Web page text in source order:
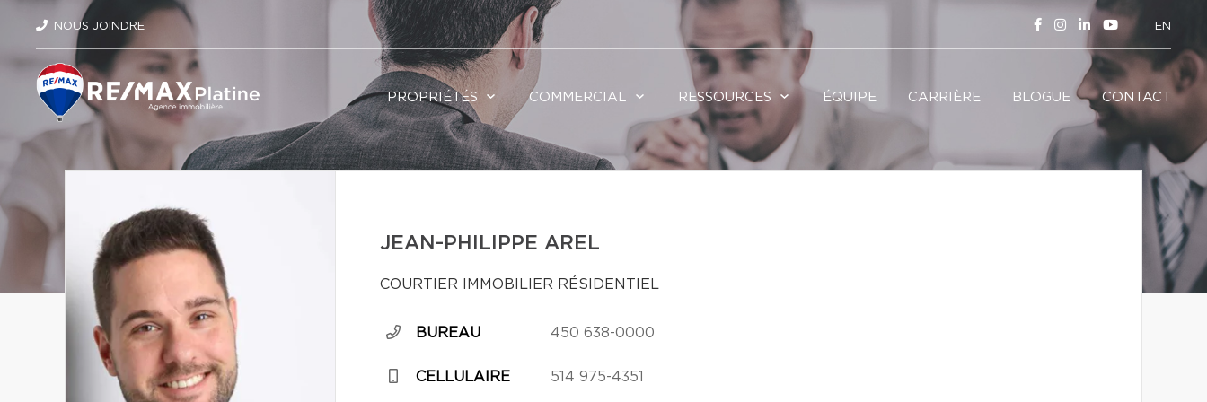
NOUS JOINDRE EN
PROPRIÉTÉS COMMERCIAL RESSOURCES ÉQUIPE CARRIÈRE BLOGUE CONTACT
JEAN-PHILIPPE AREL
COURTIER IMMOBILIER RÉSIDENTIEL
BUREAU 450 638-0000
CELLULAIRE 514 975-4351